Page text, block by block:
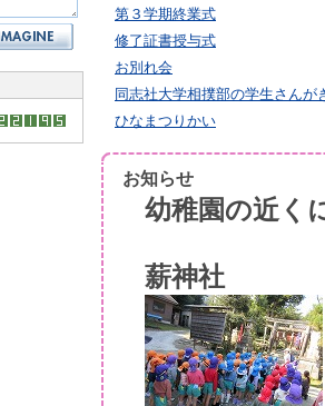
第３学期終業式
修了証書授与式
お別れ会
同志社大学相撲部の学生さんが
ひなまつりかい
お知らせ
幼稚園の近く
薪神社